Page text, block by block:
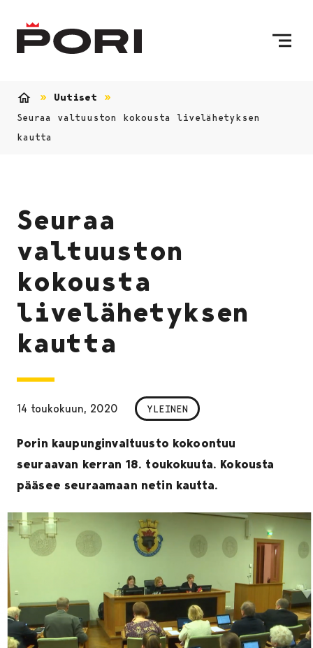
Uutiset
Seuraa valtuuston kokousta livelähetyksen
kautta
Seuraa
valtuuston
kokousta
livelähetyksen
kautta
14 toukokuun, 2020 YLEINEN
Porin kaupunginvaltuusto kokoontuu
seuraavan kerran 18. toukokuuta. Kokousta
pääsee seuraamaan netin kautta.